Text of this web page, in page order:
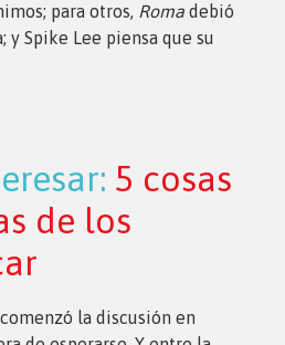
para otros, Roma debió
y Spike Lee piensa que su
5 cosas
de los
la discusión en